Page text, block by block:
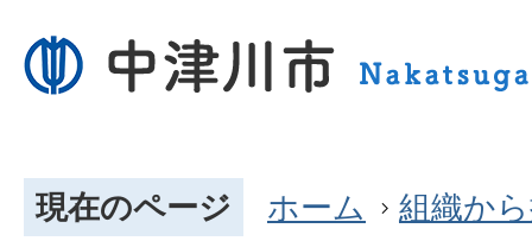
現在のページ ホーム 組織か